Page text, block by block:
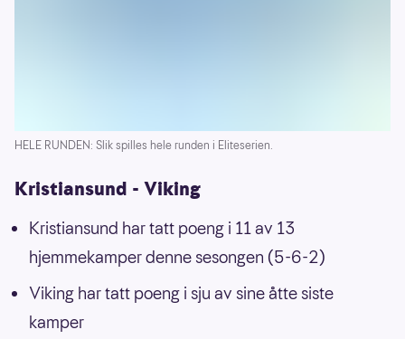
HELE RUNDEN: Slik spilles hele runden i Eliteserien.
Kristiansund - Viking
Kristiansund har tatt poeng i 11 av 13
hjemmekamper denne sesongen (5-6-2)
Viking har tatt poeng i sju av sine åtte siste
kamper